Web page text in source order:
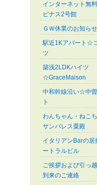
インターネット無
ピナス2号館
ＧＷ休業のお知らせ
駅近1Kアパート☆
ツ
築浅2LDKハイツ
☆GraceMaison
中和幹線沿い☆中
ト
わんちゃん・ねこ
サンパレス粟殿
イタリアンBarの
ートラルビル
ご挨拶および引っ
到来のご連絡